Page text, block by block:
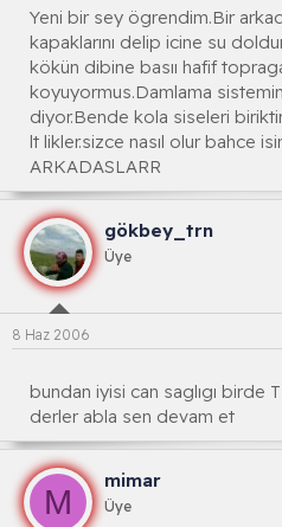
Yeni bir sey ögrendim.Bir
kapaklarını delip icine su
kökün dibine basıı hafif
koyuyormus.Damlama
diyor.Bende kola siseleri
lt likler.sizce nasıl olur bahce
ARKADASLARR
gökbey_trn
Üye
8 Haz 2006
bundan iyisi can saglıgı birde
derler abla sen devam et
M
mimar
Üye